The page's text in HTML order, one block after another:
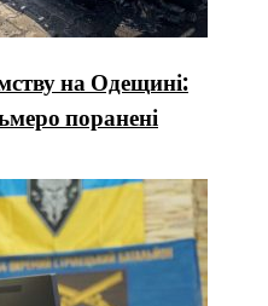
на Одещині:
поранені